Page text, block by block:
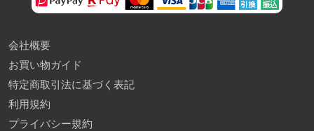
会社概要
お買い物ガイド
特定商取引法に基づく表記
利用規約
プライバシー規約